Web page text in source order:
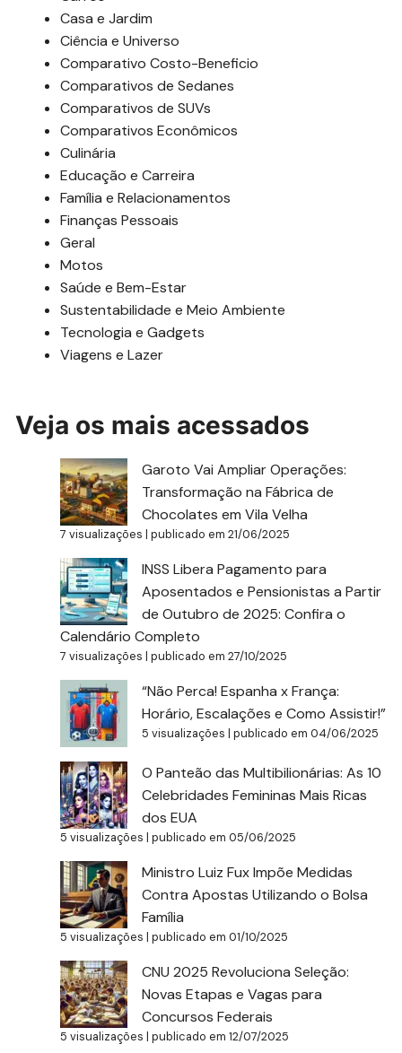
Casa e Jardim
Ciência e Universo
Comparativo Costo-Beneficio
Comparativos de Sedanes
Comparativos de SUVs
Comparativos Econômicos
Culinária
Educação e Carreira
Família e Relacionamentos
Finanças Pessoais
Geral
Motos
Saúde e Bem-Estar
Sustentabilidade e Meio Ambiente
Tecnologia e Gadgets
Viagens e Lazer
Veja os mais acessados
Garoto Vai Ampliar Operações:
Transformação na Fábrica de
Chocolates em Vila Velha
7 visualizações |publicado em 21/06/2025
INSS Libera Pagamento para
Aposentados e Pensionistas a Partir
de Outubro de 2025: Confira o
Calendário Completo
7 visualizações |publicado em 27/10/2025
“Não Perca! Espanha x França:
Horário, Escalações e Como Assistir!”
5 visualizações |publicado em 04/06/2025
O Panteão das Multibilionárias: As 10
Celebridades Femininas Mais Ricas
dos EUA
5 visualizações |publicado em 05/06/2025
Ministro Luiz Fux Impõe Medidas
Contra Apostas Utilizando o Bolsa
Família
5 visualizações |publicado em 01/10/2025
CNU 2025 Revoluciona Seleção:
Novas Etapas e Vagas para
Concursos Federais
5 visualizações |publicado em 12/07/2025